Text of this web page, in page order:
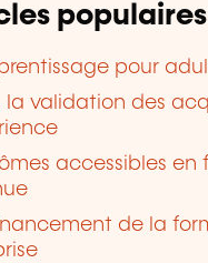
populaires
pour
la validation des
accessibles en
de la